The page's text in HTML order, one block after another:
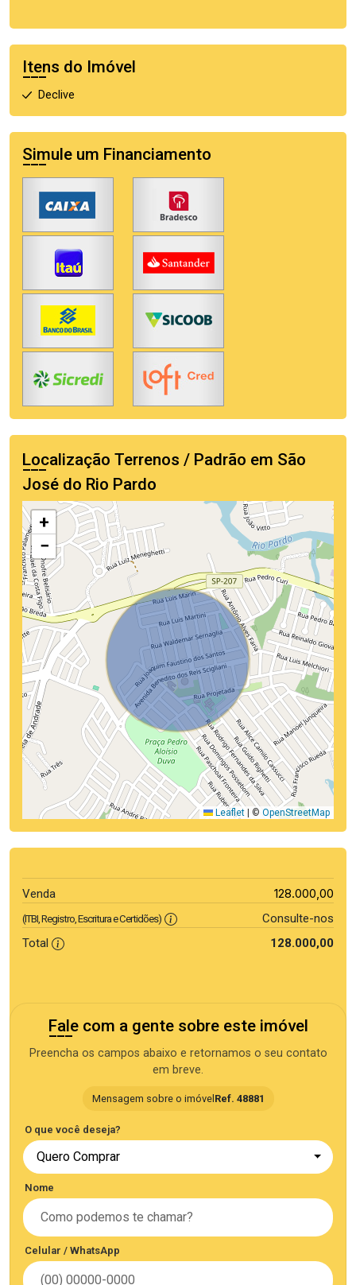
Itens do Imóvel
Declive
Simule um Financiamento
Localização Terrenos / Padrão em São
José do Rio Pardo
+
−
Leaflet © OpenStreetMap
Venda 128.000,00
(ITBI, Registro, Escritura e Certidões)
Consulte-nos
Total
128.000,00
Fale com a gente sobre este imóvel
Preencha os campos abaixo e retornamos o seu contato
em breve.
Mensagem sobre o imóvel Ref. 48881
O que você deseja?
Quero Comprar
Nome
Celular / WhatsApp